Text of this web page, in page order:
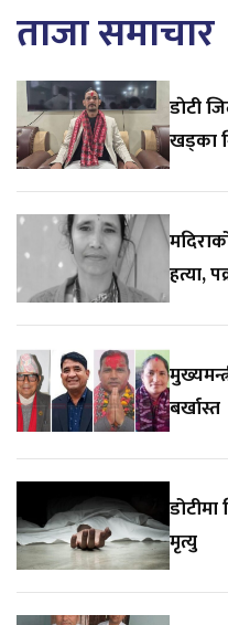
ताजा समाचार
डाेटी
खड्का
हत्या,
बर्खास्त
मृत्यु